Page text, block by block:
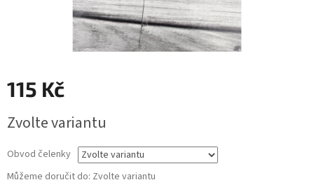
115 Kč
cena:
Zvolte variantu
Obvod čelenky
Můžeme doručit do: Zvolte variantu